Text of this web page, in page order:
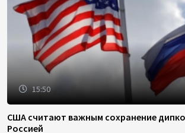
15:50
США считают важным сохранение
Россией